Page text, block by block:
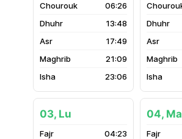
06:26
13:48
17:49
21:09
23:06
03, Lu
04:23
04, Ma